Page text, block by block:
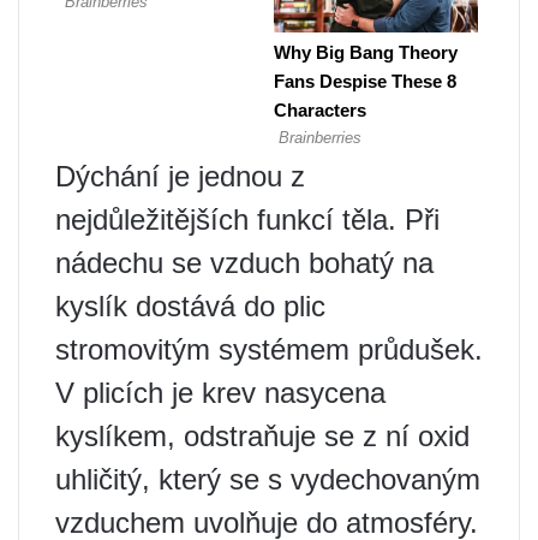
Dýchání je jednou z
nejdůležitějších funkcí těla. Při
nádechu se vzduch bohatý na
kyslík dostává do plic
stromovitým systémem průdušek.
V plicích je krev nasycena
kyslíkem, odstraňuje se z ní oxid
uhličitý, který se s vydechovaným
vzduchem uvolňuje do atmosféry.